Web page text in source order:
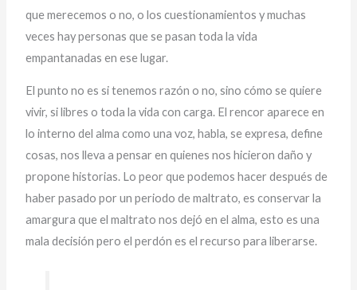
que merecemos o no, o los cuestionamientos y muchas
veces hay personas que se pasan toda la vida
empantanadas en ese lugar.
El punto no es si tenemos razón o no, sino cómo se quiere
vivir, si libres o toda la vida con carga. El rencor aparece en
lo interno del alma como una voz, habla, se expresa, define
cosas, nos lleva a pensar en quienes nos hicieron daño y
propone historias. Lo peor que podemos hacer después de
haber pasado por un periodo de maltrato, es conservar la
amargura que el maltrato nos dejó en el alma, esto es una
mala decisión pero el perdón es el recurso para liberarse.